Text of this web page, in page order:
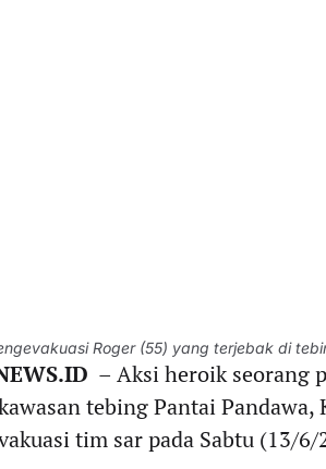
Roger (55) yang terjebak di
– Aksi heroik seorang
tebing Pantai Pandawa,
tim sar pada Sabtu (13/